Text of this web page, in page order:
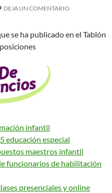
DEJA UN COMENTARIO
se ha publicado en el Tablón
infantil
educación especial
maestros infantil
funcionarios de habilitación
presenciales y online